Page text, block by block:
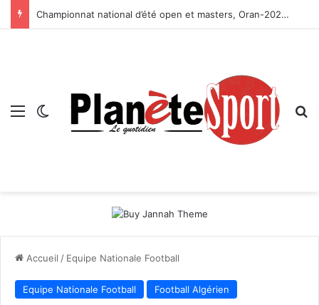
Championnat national d’été open et masters, Oran-2026 — Le CRB s’adjuge le titre
Menu Switch skin
Accueil / Equipe Nationale Football
Equipe Nationale Football Football Algérien